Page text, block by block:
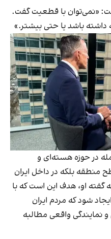
«نمی‌توان با قطعیت گفت.
باشد یا حتی بیشتر.»
در حوزه هسته‌ای و
منطقه بلکه در داخل ایران
گفته او، هدف این است که با
شود که مردم ایران
نمایندگی واقعی مطالبه